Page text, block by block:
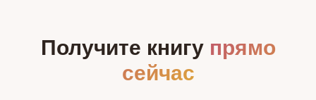
Получите книгу прямо
сейчас